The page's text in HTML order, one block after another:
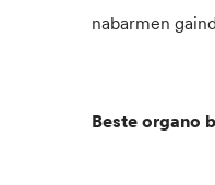
nabarmen
Beste organo